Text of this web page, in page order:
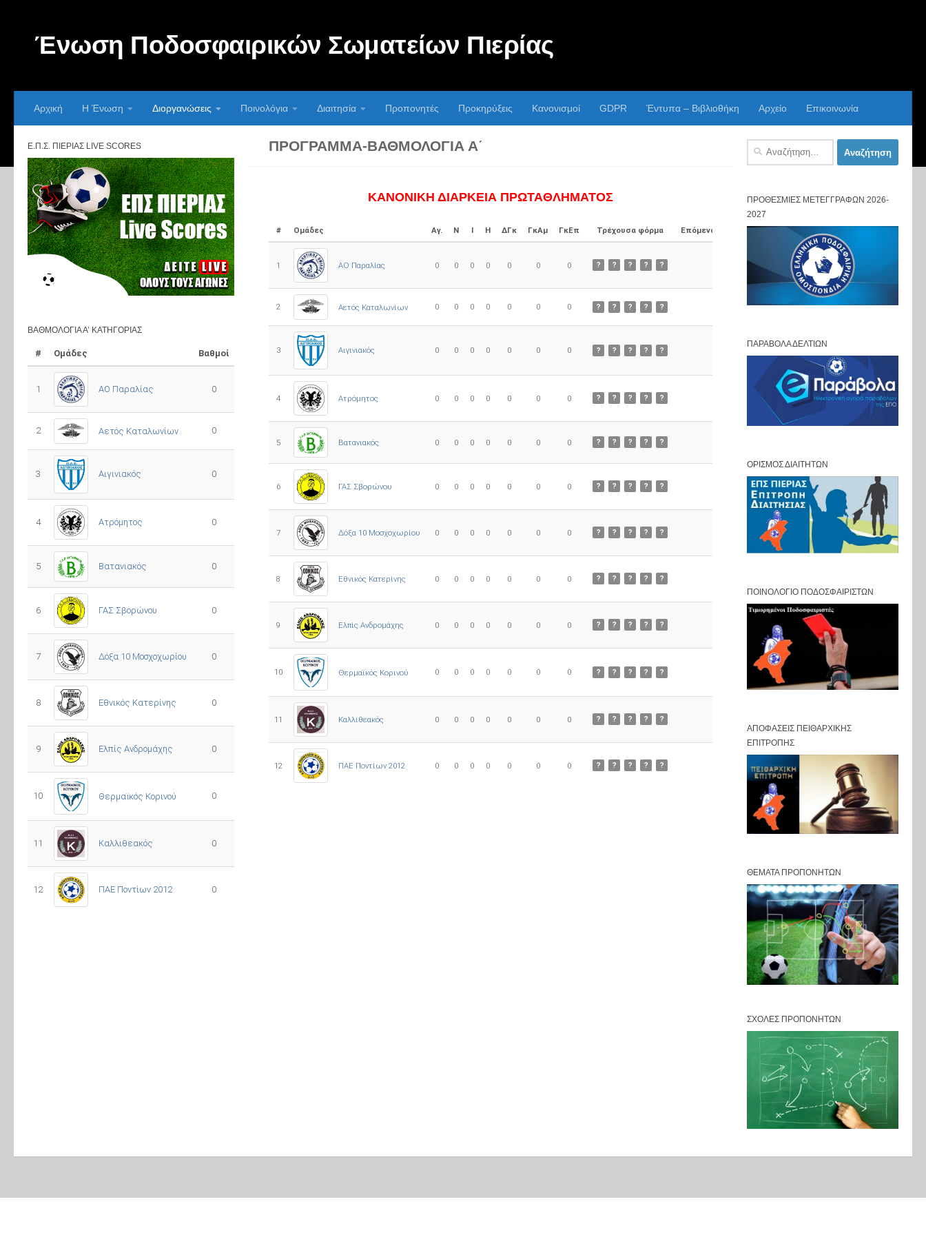
Ένωση Ποδοσφαιρικών Σωματείων Πιερίας
Αρχική Η Ένωση Διοργανώσεις Ποινολόγια Διαιτησία Προπονητές Προκηρύξεις Κανονισμοί GDPR Έντυπα – Βιβλιοθήκη Αρχείο Επικοινωνία
ΠΡΌΓΡΑΜΜΑ-ΒΑΘΜΟΛΟΓΊΑ Α΄
ΚΑΝΟΝΙΚΗ ΔΙΑΡΚΕΙΑ ΠΡΩΤΑΘΛΗΜΑΤΟΣ
# Ομάδες Αγ. Ν Ι Η ΔΓκ ΓκΑμ ΓκΕπ Τρέχουσα φόρμα Επόμενος Αγώνας
1 ΑΟ Παραλίας 0 0 0 0 0 0 0 ? ? ? ? ?
2 Αετός Καταλωνίων 0 0 0 0 0 0 0 ? ? ? ? ?
3 Αιγινιακός 0 0 0 0 0 0 0 ? ? ? ? ?
4 Ατρόμητος 0 0 0 0 0 0 0 ? ? ? ? ?
5 Βατανιακός 0 0 0 0 0 0 0 ? ? ? ? ?
6 ΓΑΣ Σβορώνου 0 0 0 0 0 0 0 ? ? ? ? ?
7 Δόξα 10 Μοσχοχωρίου 0 0 0 0 0 0 0 ? ? ? ? ?
8 Εθνικός Κατερίνης 0 0 0 0 0 0 0 ? ? ? ? ?
9 Ελπίς Ανδρομάχης 0 0 0 0 0 0 0 ? ? ? ? ?
10 Θερμαϊκός Κορινού 0 0 0 0 0 0 0 ? ? ? ? ?
11 Καλλιθεακός 0 0 0 0 0 0 0 ? ? ? ? ?
12 ΠΑΕ Ποντίων 2012 0 0 0 0 0 0 0 ? ? ? ? ?
Ε.Π.Σ. ΠΙΕΡΊΑΣ LIVE SCORES
ΒΑΘΜΟΛΟΓΊΑ Α’ ΚΑΤΗΓΟΡΊΑΣ
# Ομάδες Βαθμοί
1 ΑΟ Παραλίας 0
2 Αετός Καταλωνίων 0
3 Αιγινιακός 0
4 Ατρόμητος 0
5 Βατανιακός 0
6 ΓΑΣ Σβορώνου 0
7 Δόξα 10 Μοσχοχωρίου 0
8 Εθνικός Κατερίνης 0
9 Ελπίς Ανδρομάχης 0
10 Θερμαϊκός Κορινού 0
11 Καλλιθεακός 0
12 ΠΑΕ Ποντίων 2012 0
Αναζήτηση
ΠΡΟΘΕΣΜΊΕΣ ΜΕΤΕΓΓΡΑΦΏΝ 2026-
2027
ΠΑΡΆΒΟΛΑ ΔΕΛΤΊΩΝ
ΟΡΙΣΜΌΣ ΔΙΑΙΤΗΤΏΝ
ΠΟΙΝΟΛΌΓΙΟ ΠΟΔΟΣΦΑΙΡΙΣΤΏΝ
ΑΠΟΦΆΣΕΙΣ ΠΕΙΘΑΡΧΙΚΉΣ
ΕΠΙΤΡΟΠΉΣ
ΘΈΜΑΤΑ ΠΡΟΠΟΝΗΤΏΝ
ΣΧΟΛΈΣ ΠΡΟΠΟΝΗΤΏΝ